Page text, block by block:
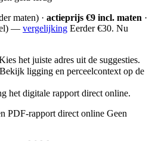
maten) · actieprijs €9 incl. maten ·
— vergelijking Eerder €30. Nu
het juiste adres uit de suggesties.
Bekijk ligging en perceelcontext op de
het digitale rapport direct online.
PDF-rapport direct online Geen